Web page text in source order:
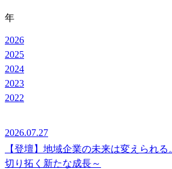
年
2026
2025
2024
2023
2022
2026.07.27
【登壇】地域企業の未来は変えられ
切り拓く新たな成長～